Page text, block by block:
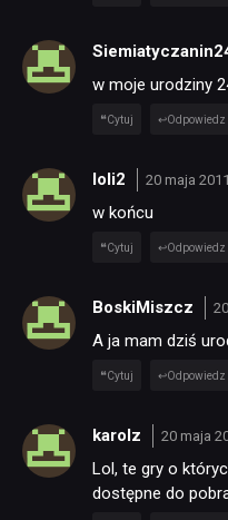
w moje urodziny
Cytuj Odpowiedz
loli2 20 maja
w końcu
Cytuj Odpowiedz
BoskiMiszcz
A ja mam dziś
Cytuj Odpowiedz
karolz 20 maja
Lol, te gry o
dostępne do